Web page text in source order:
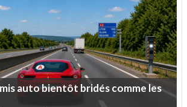
autobientôt bridéscommeles